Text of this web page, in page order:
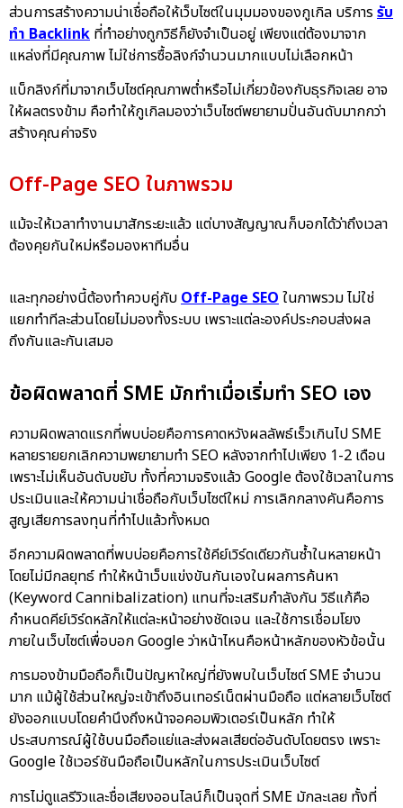
ส่วนการสร้างความน่าเชื่อถือให้เว็บไซต์ในมุมมองของกูเกิล บริการ รับ
ทำ Backlink ที่ทำอย่างถูกวิธีก็ยังจำเป็นอยู่ เพียงแต่ต้องมาจาก
แหล่งที่มีคุณภาพ ไม่ใช่การซื้อลิงก์จำนวนมากแบบไม่เลือกหน้า
แบ็กลิงก์ที่มาจากเว็บไซต์คุณภาพต่ำหรือไม่เกี่ยวข้องกับธุรกิจเลย อาจ
ให้ผลตรงข้าม คือทำให้กูเกิลมองว่าเว็บไซต์พยายามปั่นอันดับมากกว่า
สร้างคุณค่าจริง
Off-Page SEO ในภาพรวม
แม้จะให้เวลาทำงานมาสักระยะแล้ว แต่บางสัญญาณก็บอกได้ว่าถึงเวลา
ต้องคุยกันใหม่หรือมองหาทีมอื่น
และทุกอย่างนี้ต้องทำควบคู่กับOff-Page SEOในภาพรวม ไม่ใช่
แยกทำทีละส่วนโดยไม่มองทั้งระบบ เพราะแต่ละองค์ประกอบส่งผล
ถึงกันและกันเสมอ
ข้อผิดพลาดที่ SME มักทำเมื่อเริ่มทำ SEO เอง
ความผิดพลาดแรกที่พบบ่อยคือการคาดหวังผลลัพธ์เร็วเกินไป SME
หลายรายยกเลิกความพยายามทำ SEO หลังจากทำไปเพียง 1-2 เดือน
เพราะไม่เห็นอันดับขยับ ทั้งที่ความจริงแล้ว Google ต้องใช้เวลาในการ
ประเมินและให้ความน่าเชื่อถือกับเว็บไซต์ใหม่ การเลิกกลางคันคือการ
สูญเสียการลงทุนที่ทำไปแล้วทั้งหมด
อีกความผิดพลาดที่พบบ่อยคือการใช้คีย์เวิร์ดเดียวกันซ้ำในหลายหน้า
โดยไม่มีกลยุทธ์ ทำให้หน้าเว็บแข่งขันกันเองในผลการค้นหา
(Keyword Cannibalization) แทนที่จะเสริมกำลังกัน วิธีแก้คือ
กำหนดคีย์เวิร์ดหลักให้แต่ละหน้าอย่างชัดเจน และใช้การเชื่อมโยง
ภายในเว็บไซต์เพื่อบอก Google ว่าหน้าไหนคือหน้าหลักของหัวข้อนั้น
การมองข้ามมือถือก็เป็นปัญหาใหญ่ที่ยังพบในเว็บไซต์ SME จำนวน
มาก แม้ผู้ใช้ส่วนใหญ่จะเข้าถึงอินเทอร์เน็ตผ่านมือถือ แต่หลายเว็บไซต์
ยังออกแบบโดยคำนึงถึงหน้าจอคอมพิวเตอร์เป็นหลัก ทำให้
ประสบการณ์ผู้ใช้บนมือถือแย่และส่งผลเสียต่ออันดับโดยตรง เพราะ
Google ใช้เวอร์ชันมือถือเป็นหลักในการประเมินเว็บไซต์
การไม่ดูแลรีวิวและชื่อเสียงออนไลน์ก็เป็นจุดที่ SME มักละเลย ทั้งที่